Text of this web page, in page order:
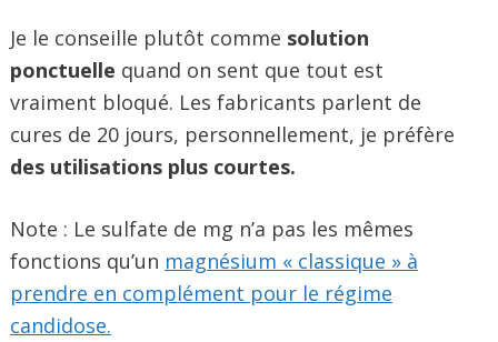
Je le conseille plutôt comme solution
ponctuelle quand on sent que tout est
vraiment bloqué. Les fabricants parlent de
cures de 20 jours, personnellement, je préfère
des utilisations plus courtes.
Note : Le sulfate de mg n’a pas les mêmes
fonctions qu’un magnésium « classique » à
prendre en complément pour le régime
candidose.